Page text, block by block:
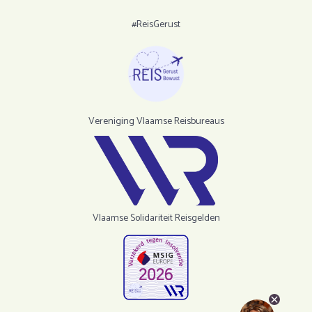
#ReisGerust
Vereniging Vlaamse Reisbureaus
Vlaamse Solidariteit Reisgelden